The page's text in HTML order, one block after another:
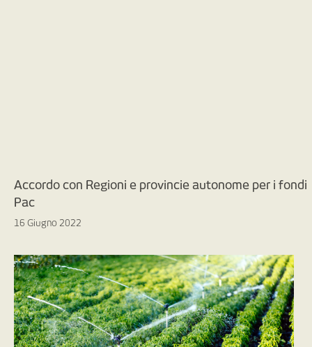
Accordo con Regioni e provincie autonome per i fondi
Pac
16 Giugno 2022